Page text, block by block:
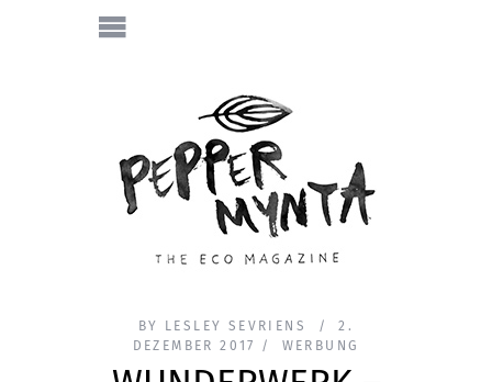
BY LESLEY SEVRIENS
2.
DEZEMBER 2017
WERBUNG